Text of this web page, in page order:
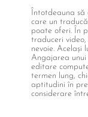
Întotdeauna să
care un
poate oferi. În
traduceri
nevoie. Același
Angajarea
editare
termen lung,
aptitudini în
considerare